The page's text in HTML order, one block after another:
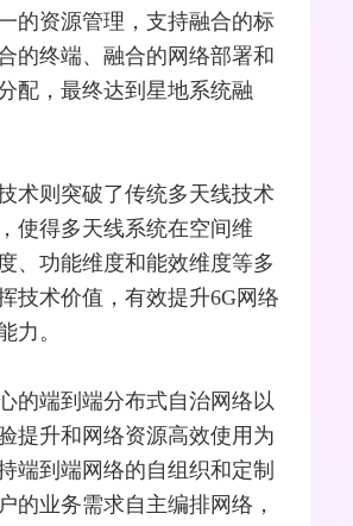
的资源管理，支持融合的标
的终端、融合的网络部署和
配，最终达到星地系统融
术则突破了传统多天线技术
使得多天线系统在空间维
、功能维度和能效维度等多
技术价值，有效提升6G网络
力。
的端到端分布式自治网络以
提升和网络资源高效使用为
端到端网络的自组织和定制
的业务需求自主编排网络，